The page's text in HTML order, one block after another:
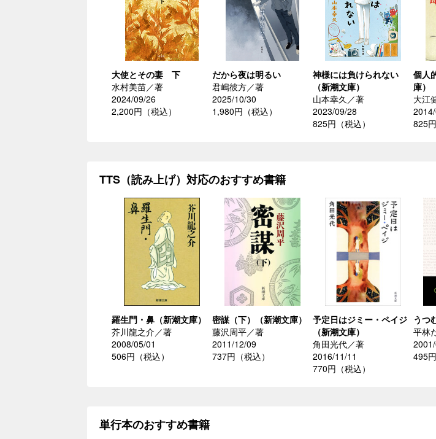
大使とその妻 下
水村美苗／著
2024/09/26
2,200円（税込）
だから夜は明るい
君嶋彼方／著
2025/10/30
1,980円（税込）
神様には負けられない
（新潮文庫）
山本幸久／著
2023/09/28
825円（税込）
個人
庫）
大江
825
TTS（読み上げ）対応のおすすめ書籍
羅生門・鼻（新潮文庫）
芥川龍之介／著
2008/05/01
506円（税込）
密謀（下）（新潮文庫）
藤沢周平／著
2011/12/09
737円（税込）
予定日はジミー・ペイジ
（新潮文庫）
角田光代／著
2016/11/11
770円（税込）
うつ
平林
495
単行本のおすすめ書籍